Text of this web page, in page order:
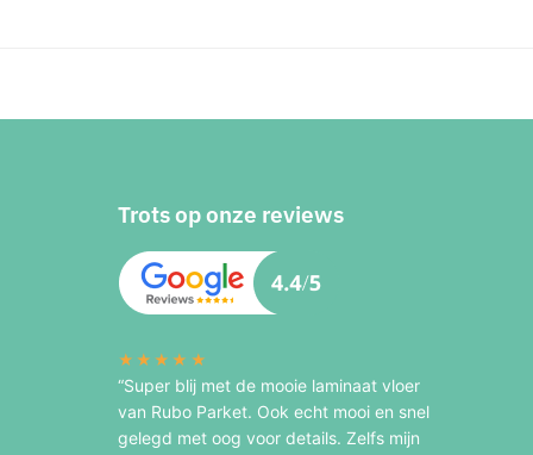
Trots op onze reviews
★★★★★
“Super blij met de mooie laminaat vloer
van Rubo Parket. Ook echt mooi en snel
gelegd met oog voor details. Zelfs mijn